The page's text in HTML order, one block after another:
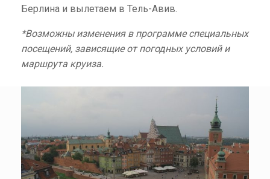
Берлина и вылетаем в Тель-Авив.
*Возможны изменения в программе специальных
посещений, зависящие от погодных условий и
маршрута круиза.